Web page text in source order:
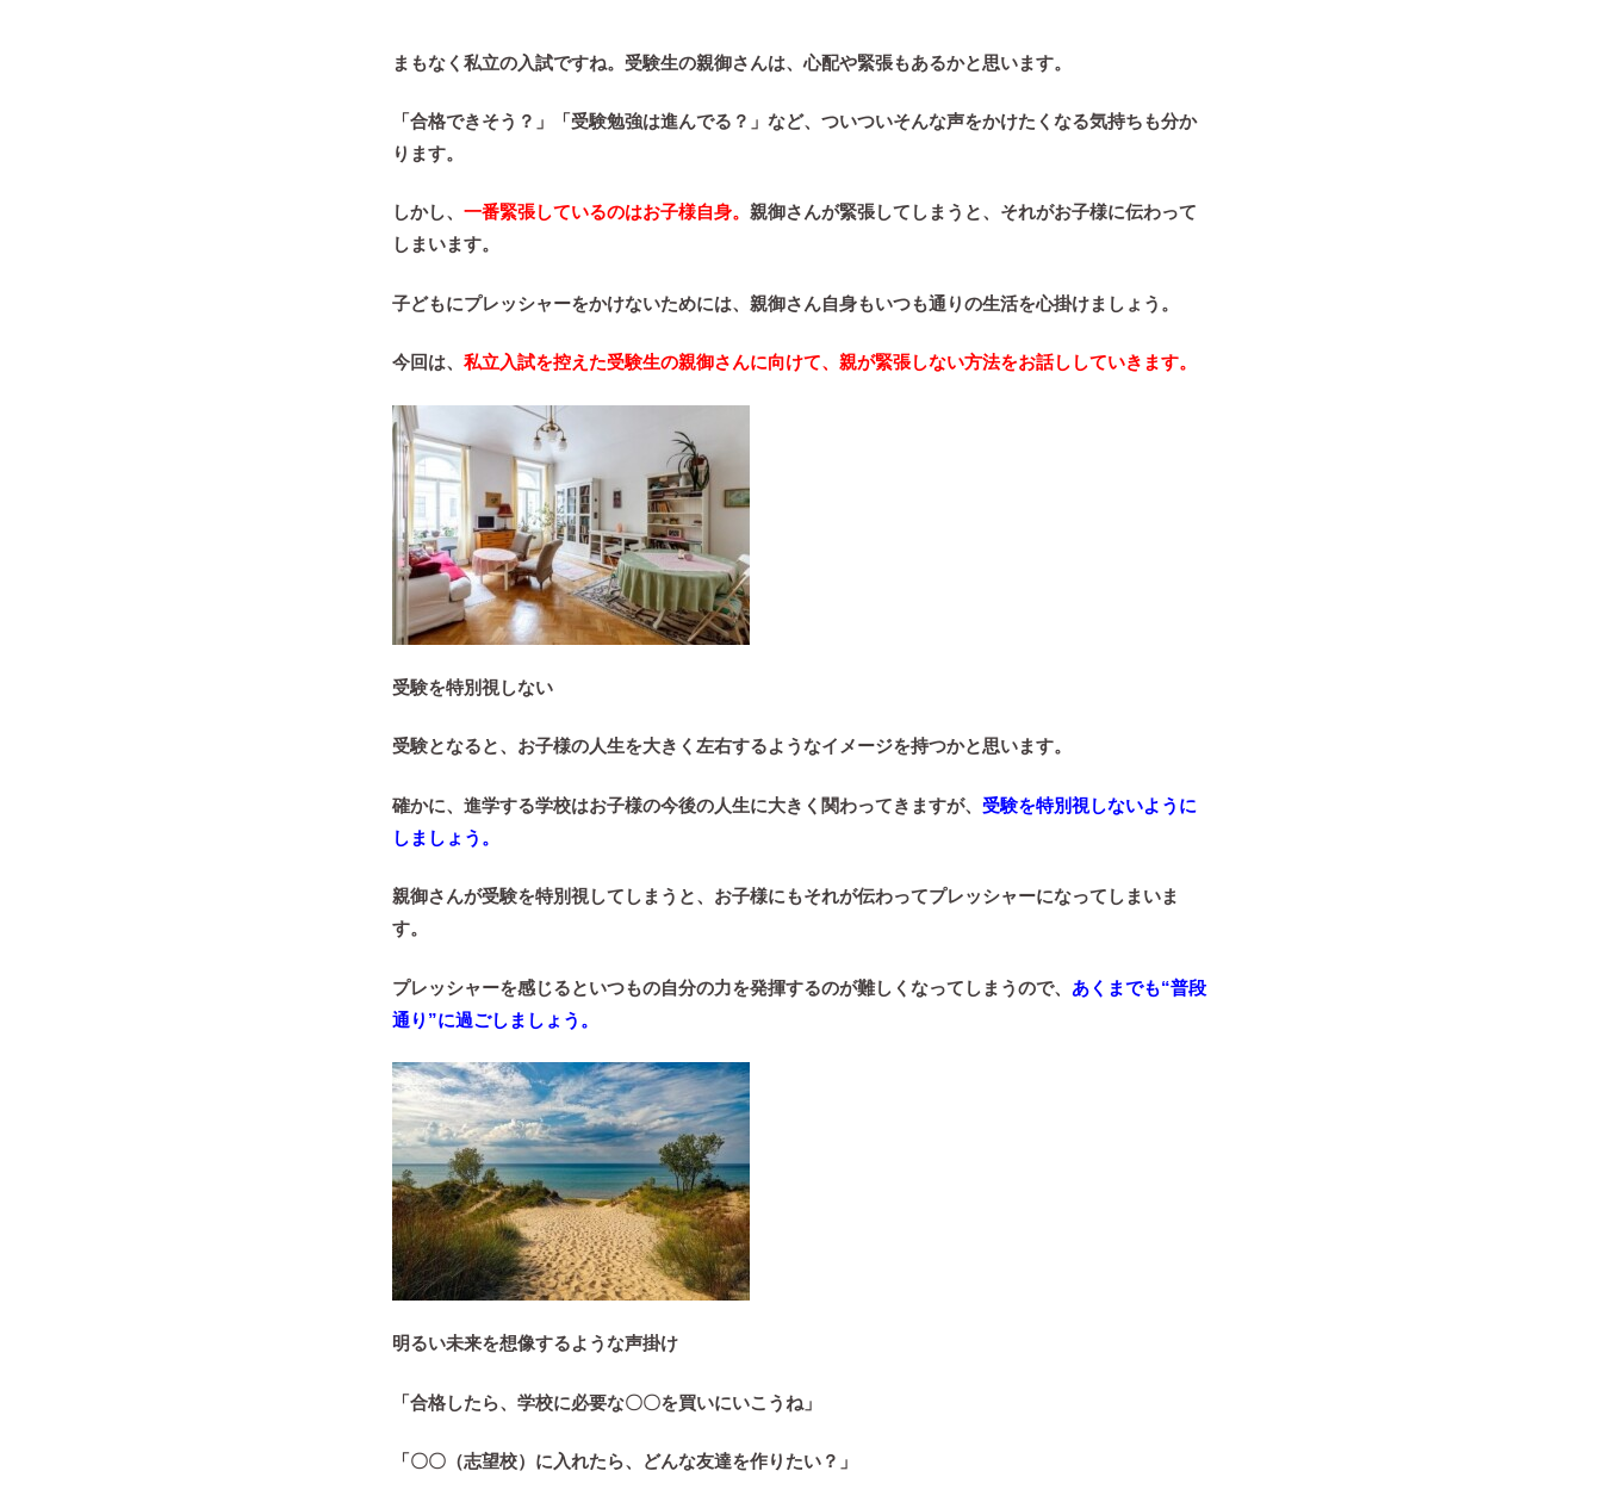
まもなく私立の入試ですね。受験生の親御さんは、心配や緊張もあるかと思います。
「合格できそう？」「受験勉強は進んでる？」など、ついついそんな声をかけたくなる気持ちも分か
ります。
しかし、 一番緊張しているのはお子様自身。 親御さんが緊張してしまうと、それがお子様に伝わって
しまいます。
子どもにプレッシャーをかけないためには、親御さん自身もいつも通りの生活を心掛けましょう。
今回は、 私立入試を控えた受験生の親御さんに向けて、親が緊張しない方法をお話ししていきます。
受験を特別視しない
受験となると、お子様の人生を大きく左右するようなイメージを持つかと思います。
確かに、進学する学校はお子様の今後の人生に大きく関わってきますが、 受験を特別視しないように
しましょう。
親御さんが受験を特別視してしまうと、お子様にもそれが伝わってプレッシャーになってしまいま
す。
プレッシャーを感じるといつもの自分の力を発揮するのが難しくなってしまうので、 あくまでも“普段
通り”に過ごしましょう。
明るい未来を想像するような声掛け
「合格したら、学校に必要な〇〇を買いにいこうね」
「〇〇（志望校）に入れたら、どんな友達を作りたい？」